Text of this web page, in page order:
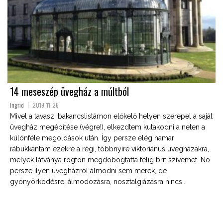
14 meseszép üvegház a múltból
Ingrid 2019-11-26
Mivel a tavaszi bakancslistámon előkelő helyen szerepel a saját
üvegház megépítése (végre!), elkezdtem kutakodni a neten a
különféle megoldások után. Így persze elég hamar
rábukkantam ezekre a régi, többnyire viktoriánus üvegházakra,
melyek látványa rögtön megdobogtatta félig brit szívemet. No
persze ilyen üvegházról álmodni sem merek, de
gyönyörködésre, álmodozásra, nosztalgiázásra nincs...